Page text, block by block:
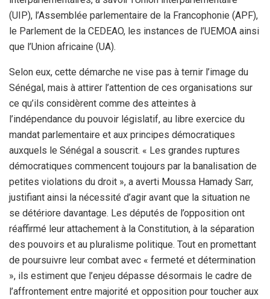
(UIP), l’Assemblée parlementaire de la Francophonie (APF),
le Parlement de la CEDEAO, les instances de l’UEMOA ainsi
que l’Union africaine (UA).
Selon eux, cette démarche ne vise pas à ternir l’image du
Sénégal, mais à attirer l’attention de ces organisations sur
ce qu’ils considèrent comme des atteintes à
l’indépendance du pouvoir législatif, au libre exercice du
mandat parlementaire et aux principes démocratiques
auxquels le Sénégal a souscrit. « Les grandes ruptures
démocratiques commencent toujours par la banalisation de
petites violations du droit », a averti Moussa Hamady Sarr,
justifiant ainsi la nécessité d’agir avant que la situation ne
se détériore davantage. Les députés de l’opposition ont
réaffirmé leur attachement à la Constitution, à la séparation
des pouvoirs et au pluralisme politique. Tout en promettant
de poursuivre leur combat avec « fermeté et détermination
», ils estiment que l’enjeu dépasse désormais le cadre de
l’affrontement entre majorité et opposition pour toucher aux